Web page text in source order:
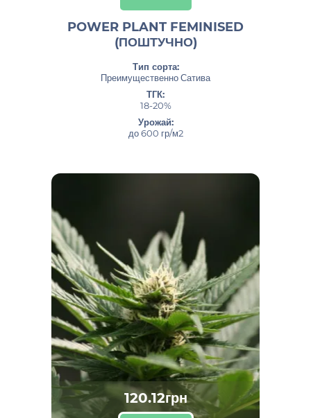
POWER PLANT FEMINISED
(ПОШТУЧНО)
Тип сорта:
Преимущественно Сатива
ТГК:
18-20%
Урожай:
до 600 гр/м2
120.12грн